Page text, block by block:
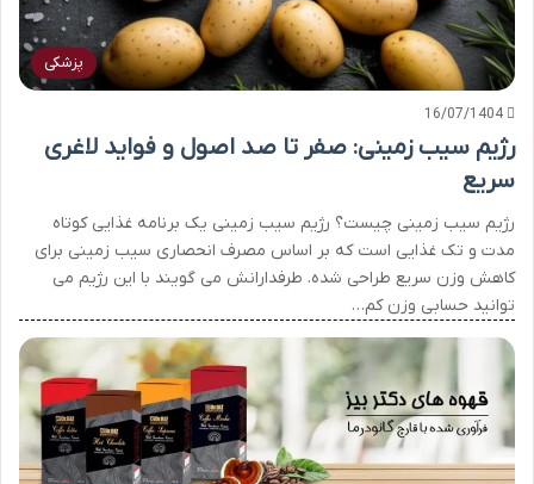
پزشکی
16/07/1404
رژیم سیب زمینی: صفر تا صد اصول و فواید لاغری
سریع
رژیم سیب زمینی چیست؟ رژیم سیب زمینی یک برنامه غذایی کوتاه
مدت و تک غذایی است که بر اساس مصرف انحصاری سیب زمینی برای
کاهش وزن سریع طراحی شده. طرفدارانش می گویند با این رژیم می
توانید حسابی وزن کم…